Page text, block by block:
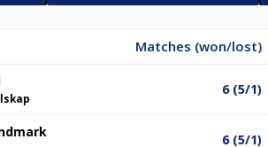
Matches (won/lost)
6 (5/1)
6 (5/1)